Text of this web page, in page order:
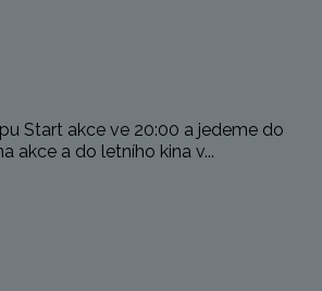
Start akce ve 20:00 a jedeme do
akce a do letního kina v...